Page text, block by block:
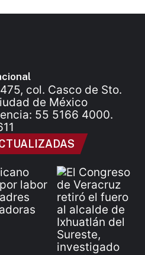
col. Casco de Sto.
de México
55 5166 4000.